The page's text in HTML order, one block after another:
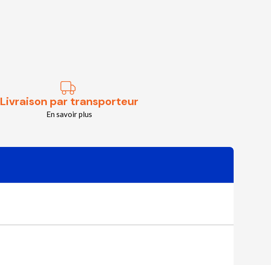
Livraison par transporteur
En savoir plus